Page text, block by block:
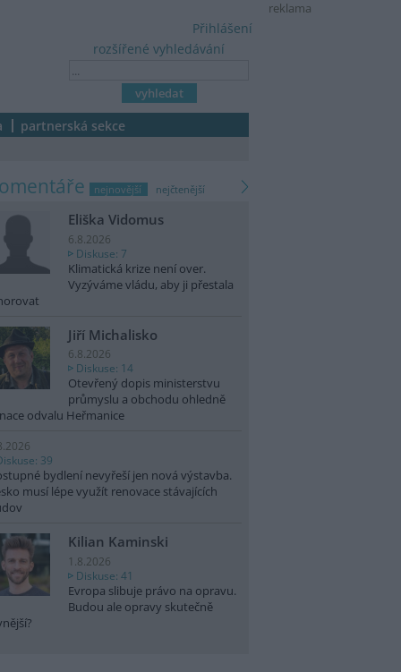
reklama
rozšířené vyhledávání
Přihlášení
partnerská sekce
nejnovější nejčtenější
Eliška Vidomus
6.8.2026
Diskuse: 7
Klimatická krize není over.
Vyzýváme vládu, aby ji přestala
Jiří Michalisko
6.8.2026
Diskuse: 14
Otevřený dopis ministerstvu
průmyslu a obchodu ohledně
odvalu Heřmanice
39
bydlení nevyřeší jen nová výstavba.
musí lépe využít renovace stávajících
Kilian Kaminski
1.8.2026
Diskuse: 41
Evropa slibuje právo na opravu.
Budou ale opravy skutečně